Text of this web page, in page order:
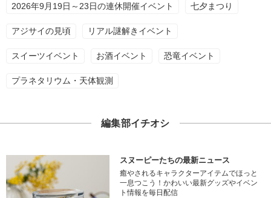
2026年9月19日～23日の連休開催イベント 七夕まつり
アジサイの見頃 リアル謎解きイベント
スイーツイベント お酒イベント 恐竜イベント
プラネタリウム・天体観測
編集部イチオシ
スヌーピーたちの最新ニュース
癒やされるキャラクターアイテムでほっと
一息つこう！かわいい最新グッズやイベン
ト情報を毎日配信